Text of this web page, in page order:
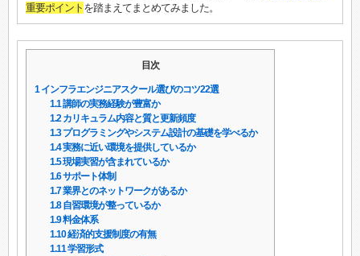
重要ポイント を踏まえてまとめてみました。
目次
1インフラエンジニアスクール選びのコツ22選
1.1講師の実務経験が豊富か
1.2カリキュラム内容と質と更新頻度
1.3プログラミングやシステム設計の基礎を学べるか
1.4実務に近い環境を提供しているか
1.5現場実習が含まれているか
1.6サポート体制
1.7業界とのネットワークがあるか
1.8自習環境が整っているか
1.9料金体系
1.10経済的支援制度の有無
1.11学習形式